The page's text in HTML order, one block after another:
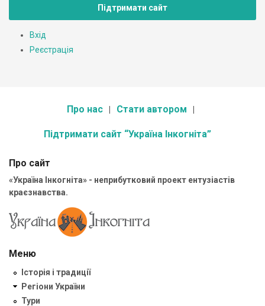
Підтримати сайт
Вхід
Реєстрація
Про нас Стати автором
Підтримати сайт “Україна Інкогніта”
Про сайт
«Україна Інкогніта» - неприбутковий проект ентузіастів
краєзнавства.
Меню
Історія і традиції
Регіони України
Тури